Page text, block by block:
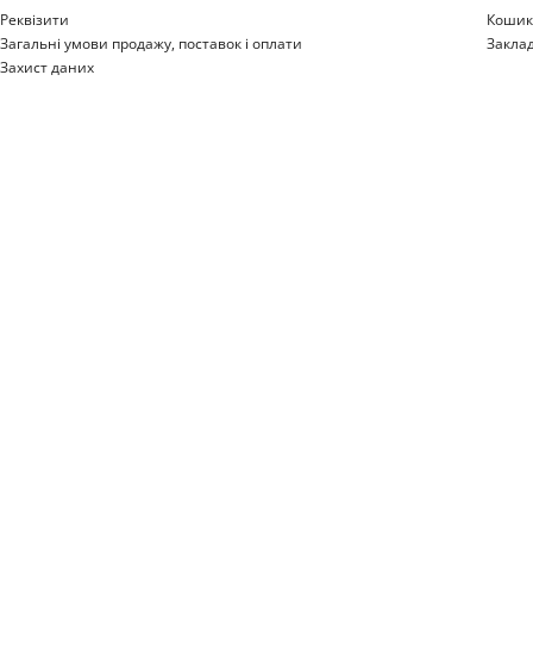
Реквізити
Загальні умови продажу, поставок і оплати
Захист даних
Кошик